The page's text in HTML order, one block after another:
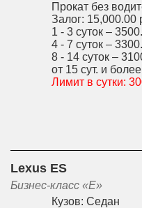
Прокат без
Залог: 15,000.00
1 - 3 суток –
4 - 7 суток –
8 - 14 суток –
от 15 сут. и
Лимит в сутки:
Lexus ES
Бизнес-класс «E»
Кузов: Седан